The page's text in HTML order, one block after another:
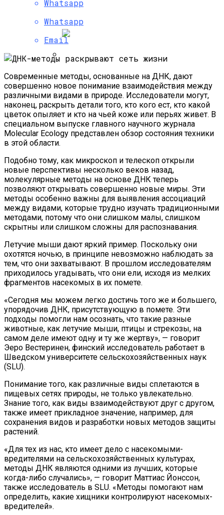
На Урале Изобрели Аппарат Для
Постоянное Употребление Фруктов
Помогает В Борьбе С Диабетом —
Ученые
Whatsapp
Whatsapp
Email
Современные методы, основанные на ДНК, дают
совершенно новое понимание взаимодействия между
различными видами в природе. Исследователи могут,
наконец, раскрыть детали того, кто кого ест, кто какой
цветок опыляет и кто на чьей коже или перьях живет. В
специальном выпуске главного научного журнала
Molecular Ecology представлен обзор состояния техники
в этой области.
Подобно тому, как микроскоп и телескоп открыли
новые перспективы несколько веков назад,
молекулярные методы на основе ДНК теперь
позволяют открывать совершенно новые миры. Эти
методы особенно важны для выявления ассоциаций
между видами, которые трудно изучать традиционными
методами, потому что они слишком малы, слишком
скрытны или слишком сложны для распознавания.
Летучие мыши дают яркий пример. Поскольку они
охотятся ночью, в принципе невозможно наблюдать за
тем, что они захватывают. В прошлом исследователям
приходилось угадывать, что они ели, исходя из мелких
фрагментов насекомых в их помете.
«Сегодня мы можем легко достичь того же и большего,
упорядочив ДНК, присутствующую в помете. Эти
подходы помогли нам осознать, что такие разные
животные, как летучие мыши, птицы и стрекозы, на
самом деле имеют одну и ту же жертву», — говорит
Эеро Вестеринен, финский исследователь работает в
Шведском университете сельскохозяйственных наук
(SLU).
Понимание того, как различные виды сплетаются в
пищевых сетях природы, не только увлекательно.
Знание того, как виды взаимодействуют друг с другом,
также имеет прикладное значение, например, для
сохранения видов и разработки новых методов защиты
растений.
«Для тех из нас, кто имеет дело с насекомыми-
вредителями на сельскохозяйственных культурах,
методы ДНК являются одними из лучших, которые
когда-либо случались», — говорит Маттиас Йонссон,
также исследователь в SLU. «Методы помогают нам
определить, какие хищники контролируют насекомых-
вредителей».